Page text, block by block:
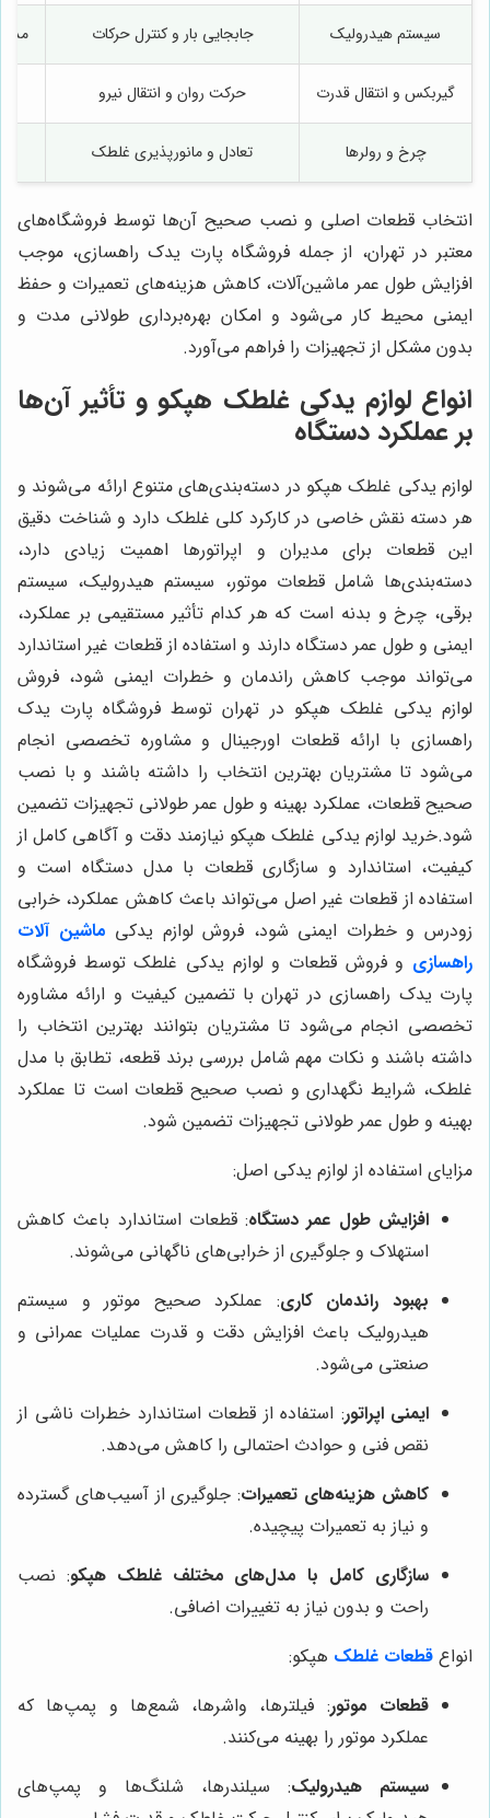
سیستم هیدرولیک جابجایی بار و کنترل حرکات
گیربکس و انتقال قدرت حرکت روان و انتقال نیرو
چرخ و رولرها تعادل و مانورپذیری غلطک
انتخاب قطعات اصلی و نصب صحیح آن‌ها توسط فروشگاه‌های
معتبر در تهران، از جمله فروشگاه پارت یدک راهسازی، موجب
افزایش طول عمر ماشین‌آلات، کاهش هزینه‌های تعمیرات و حفظ
ایمنی محیط کار می‌شود و امکان بهره‌برداری طولانی مدت و
بدون مشکل از تجهیزات را فراهم می‌آورد.
انواع لوازم یدکی غلطک هپکو و تأثیر آن‌ها
بر عملکرد دستگاه
لوازم یدکی غلطک هپکو در دسته‌بندی‌های متنوع ارائه می‌شوند و
هر دسته نقش خاصی در کارکرد کلی غلطک دارد و شناخت دقیق
این قطعات برای مدیران و اپراتورها اهمیت زیادی دارد،
دسته‌بندی‌ها شامل قطعات موتور، سیستم هیدرولیک، سیستم
برقی، چرخ و بدنه است که هر کدام تأثیر مستقیمی بر عملکرد،
ایمنی و طول عمر دستگاه دارند و استفاده از قطعات غیر استاندارد
می‌تواند موجب کاهش راندمان و خطرات ایمنی شود، فروش
لوازم یدکی غلطک هپکو در تهران توسط فروشگاه پارت یدک
راهسازی با ارائه قطعات اورجینال و مشاوره تخصصی انجام
می‌شود تا مشتریان بهترین انتخاب را داشته باشند و با نصب
صحیح قطعات، عملکرد بهینه و طول عمر طولانی تجهیزات تضمین
شود.خرید لوازم یدکی غلطک هپکو نیازمند دقت و آگاهی کامل از
کیفیت، استاندارد و سازگاری قطعات با مدل دستگاه است و
استفاده از قطعات غیر اصل می‌تواند باعث کاهش عملکرد، خرابی
زودرس و خطرات ایمنی شود، فروش لوازم یدکی ماشین آلات
راهسازی و فروش قطعات و لوازم یدکی غلطک توسط فروشگاه
پارت یدک راهسازی در تهران با تضمین کیفیت و ارائه مشاوره
تخصصی انجام می‌شود تا مشتریان بتوانند بهترین انتخاب را
داشته باشند و نکات مهم شامل بررسی برند قطعه، تطابق با مدل
غلطک، شرایط نگهداری و نصب صحیح قطعات است تا عملکرد
بهینه و طول عمر طولانی تجهیزات تضمین شود.
مزایای استفاده از لوازم یدکی اصل:
افزایش طول عمر دستگاه: قطعات استاندارد باعث کاهش
استهلاک و جلوگیری از خرابی‌های ناگهانی می‌شوند.
بهبود راندمان کاری: عملکرد صحیح موتور و سیستم
هیدرولیک باعث افزایش دقت و قدرت عملیات عمرانی و
صنعتی می‌شود.
ایمنی اپراتور: استفاده از قطعات استاندارد خطرات ناشی از
نقص فنی و حوادث احتمالی را کاهش می‌دهد.
کاهش هزینه‌های تعمیرات: جلوگیری از آسیب‌های گسترده
و نیاز به تعمیرات پیچیده.
سازگاری کامل با مدل‌های مختلف غلطک هپکو: نصب
راحت و بدون نیاز به تغییرات اضافی.
انواع قطعات غلطک هپکو:
قطعات موتور: فیلترها، واشرها، شمع‌ها و پمپ‌ها که
عملکرد موتور را بهینه می‌کنند.
سیستم هیدرولیک: سیلندرها، شلنگ‌ها و پمپ‌های